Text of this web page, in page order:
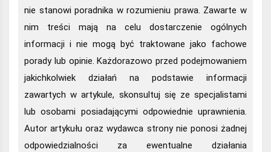
nie stanowi poradnika w rozumieniu prawa. Zawarte w
nim treści mają na celu dostarczenie ogólnych
informacji i nie mogą być traktowane jako fachowe
porady lub opinie. Każdorazowo przed podejmowaniem
jakichkolwiek działań na podstawie informacji
zawartych w artykule, skonsultuj się ze specjalistami
lub osobami posiadającymi odpowiednie uprawnienia.
Autor artykułu oraz wydawca strony nie ponosi żadnej
odpowiedzialności za ewentualne działania